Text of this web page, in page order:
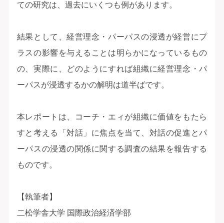
ての研究は、過去にいくつも例があります。
結果として、経営理念・パーパスの浸透が経営にプ
ラスの影響を与えることは明らかになっているもの
の、実際に、どのようにすれば組織に経営理念・パ
ーパスが浸透するかの解明は道半ばです。
本レポートは、コーチ・エィが組織に価値をもたら
すと考える「対話」に焦点を当て、対話の促進とパ
ーパスの浸透の関係に関する調査の結果を報告する
ものです。
【執筆者】
二松学舎大学 国際政治経済学部